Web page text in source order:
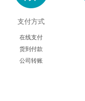
支付方式
在线支付
货到付款
公司转账